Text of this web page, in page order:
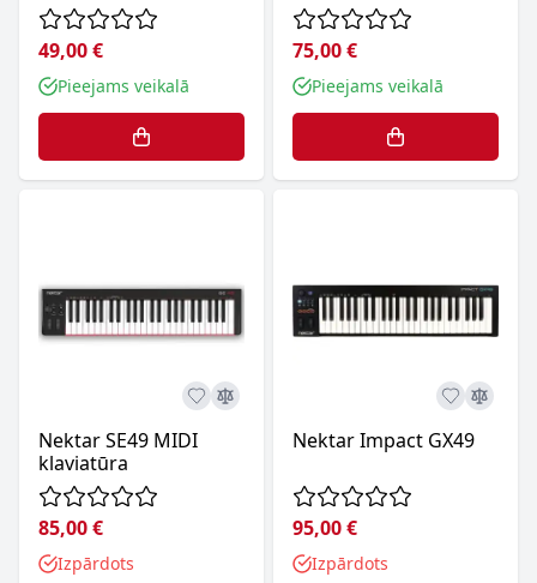
49,00 €
Pieejams veikalā
75,00 €
Pieejams veikalā
Nektar SE49 MIDI
klaviatūra
85,00 €
Izpārdots
Nektar Impact GX49
95,00 €
Izpārdots